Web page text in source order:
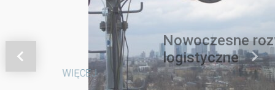
Nowoczesne rozwiązania
logistyczne
WIĘCEJ
Previous Next